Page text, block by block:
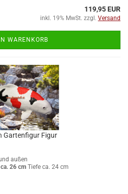
119,95 EUR
inkl. 19% MwSt. zzgl. Versand
WARENKORB
Gartenfigur Figur
außen
26 cm Tiefe ca. 24 cm